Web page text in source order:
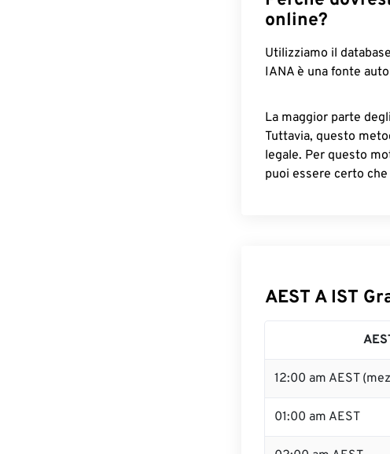
online?
Utilizziamo il
IANA è una fonte
La maggior parte
Tuttavia, questo
legale. Per questo
puoi essere certo
AEST A IST
12:00 am AEST
01:00 am AEST